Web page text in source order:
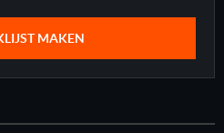
MAKEN